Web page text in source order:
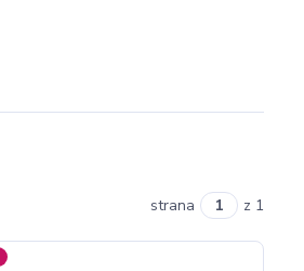
strana z 1